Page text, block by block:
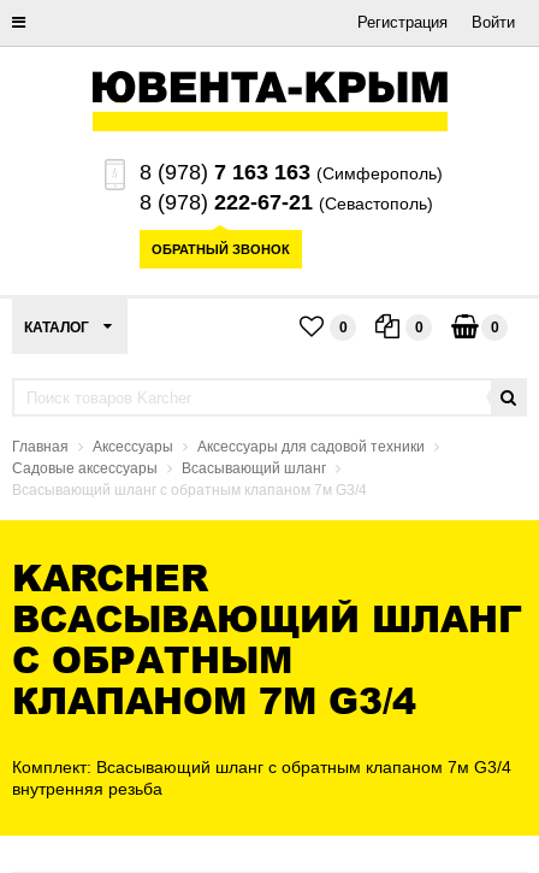
Регистрация Войти
8 (978) 7 163 163 (Симферополь)
8 (978) 222-67-21 (Севастополь)
ОБРАТНЫЙ ЗВОНОК
КАТАЛОГ 0 0 0
Главная Аксессуары
Аксессуары для садовой техники
Садовые аксессуары
Всасывающий шланг
Всасывающий шланг с обратным клапаном 7м G3/4
KARCHER
ВСАСЫВАЮЩИЙ ШЛАНГ
С ОБРАТНЫМ
КЛАПАНОМ 7М G3/4
Комплект: Всасывающий шланг с обратным клапаном 7м G3/4
внутренняя резьба